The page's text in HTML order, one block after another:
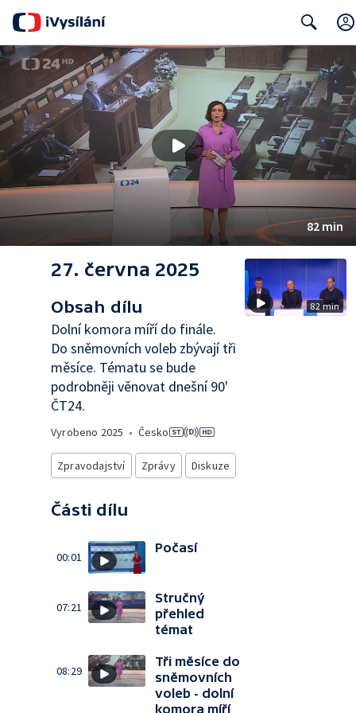
Search
82 min
27. června 2025
Obsah dílu
Dolní komora míří do finále.
Do sněmovních voleb zbývají tři
měsíce. Tématu se bude
podrobněji věnovat dnešní 90'
ČT24.
Vyrobeno 2025 • Česko
Zpravodajství Zprávy Diskuze
Části dílu
00:01
Počasí
07:21
Stručný
přehled
témat
08:29
Tři měsíce do
sněmovních
voleb - dolní
komora míří
82 min